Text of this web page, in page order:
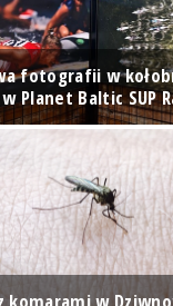
fotografii w
Planet Baltic SUP
komarami w